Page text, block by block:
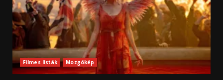
Filmes listák Mozgókép